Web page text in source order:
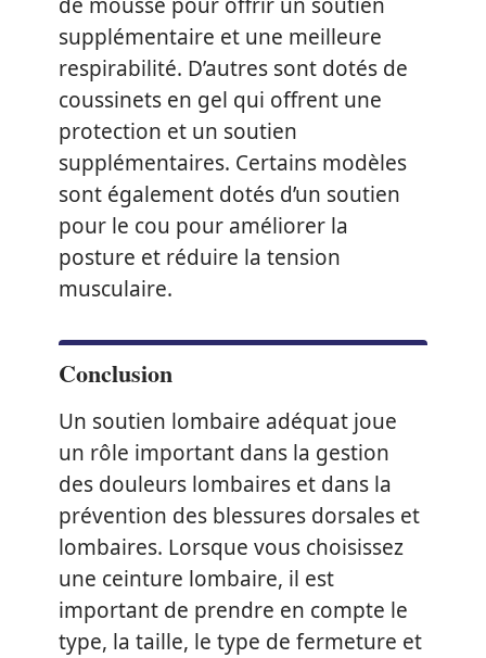
supplémentaire et une meilleure
respirabilité. D’autres sont dotés de
coussinets en gel qui offrent une
protection et un soutien
supplémentaires. Certains modèles
sont également dotés d’un soutien
pour le cou pour améliorer la
posture et réduire la tension
musculaire.
Conclusion
Un soutien lombaire adéquat joue
un rôle important dans la gestion
des douleurs lombaires et dans la
prévention des blessures dorsales et
lombaires. Lorsque vous choisissez
une ceinture lombaire, il est
important de prendre en compte le
type, la taille, le type de fermeture et